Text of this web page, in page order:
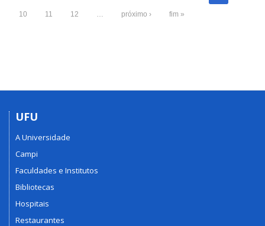
10 11 12 … próximo › fim »
UFU
A Universidade
Campi
Faculdades e Institutos
Bibliotecas
Hospitais
Restaurantes